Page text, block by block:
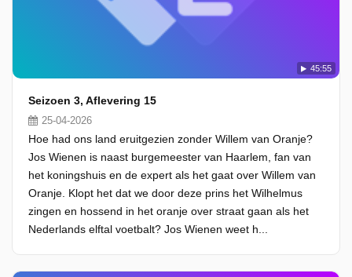
45:55
Seizoen 3, Aflevering 15
25-04-2026
Hoe had ons land eruitgezien zonder Willem van Oranje?
Jos Wienen is naast burgemeester van Haarlem, fan van
het koningshuis en de expert als het gaat over Willem van
Oranje. Klopt het dat we door deze prins het Wilhelmus
zingen en hossend in het oranje over straat gaan als het
Nederlands elftal voetbalt? Jos Wienen weet h...